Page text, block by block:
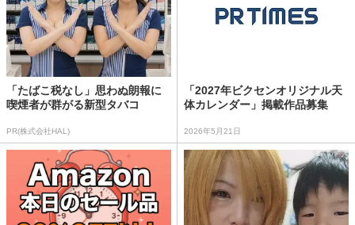
「たばこ税なし」思わぬ朗報に
喫煙者が群がる新型タバコ
PR(株式会社HAL)
「2027年ビクセンオリジナル天
体カレンダー」掲載作品募集
2026年5月21日